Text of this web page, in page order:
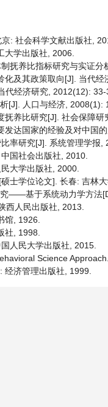
: 社会科学文献出版社,
学出版社, 2006.
抚养比指标研究与实证分
及其政策取向[J]. 当代经
代经济研究, 2012(12): 33-
[J]. 人口与经济, 2008(1):
养比研究[J]. 社会保障研
达国家的经验及对中国
率研究[J]. 系统管理学报,
国社会出版社, 2010.
大学出版社, 2000.
士学位论文]. 长春: 吉林大
——基于系统动力学方法
西人民出版社, 2013.
馆, 1926.
社, 1998.
人民大学出版社, 2015.
Science
经济管理出版社, 1999.